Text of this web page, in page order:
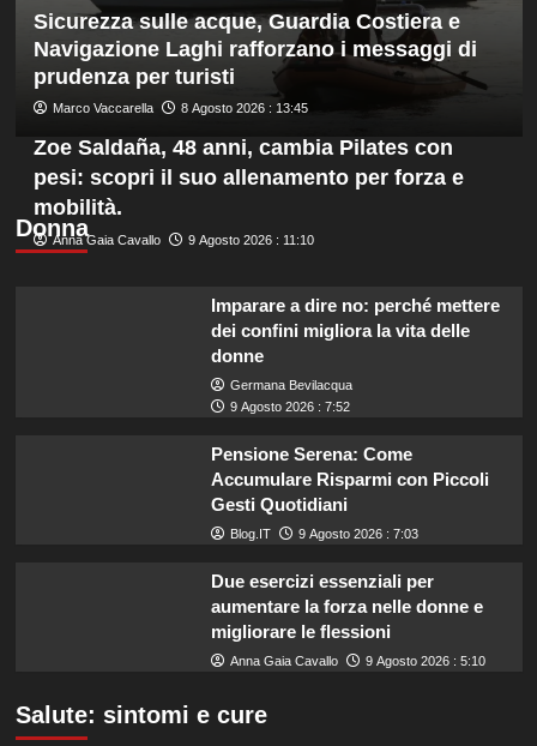
numero
uno
del
mondo
Sicurezza sulle acque, Guardia Costiera e
Navigazione Laghi rafforzano i messaggi di
prudenza per turisti
Marco Vaccarella 8 Agosto 2026 : 13:45
Donna
Zoe Saldaña, 48 anni, cambia Pilates con
pesi: scopri il suo allenamento per forza e
mobilità.
Anna Gaia Cavallo 9 Agosto 2026 : 11:10
Imparare a dire no: perché mettere
dei confini migliora la vita delle
donne
Germana Bevilacqua
9 Agosto 2026 : 7:52
Pensione Serena: Come
Accumulare Risparmi con Piccoli
Gesti Quotidiani
Blog.IT 9 Agosto 2026 : 7:03
Due esercizi essenziali per
aumentare la forza nelle donne e
migliorare le flessioni
Anna Gaia Cavallo 9 Agosto 2026 : 5:10
Salute: sintomi e cure